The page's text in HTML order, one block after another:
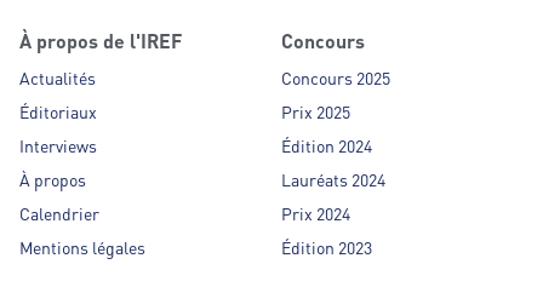
À propos de l'IREF
Actualités
Éditoriaux
Interviews
À propos
Calendrier
Mentions légales
Concours
Concours 2025
Prix 2025
Édition 2024
Lauréats 2024
Prix 2024
Édition 2023